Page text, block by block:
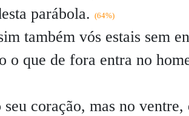
parábola. (64%)
também vós estais sem
o que de fora entra no
seu coração, mas no